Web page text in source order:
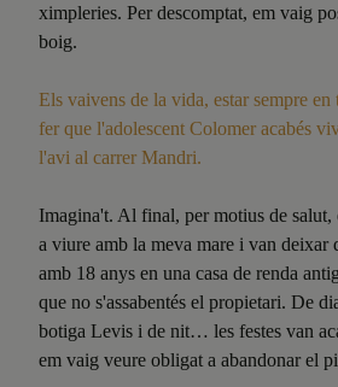
ximpleries. Per descomptat, em vaig
boig.
Els vaivens de la vida, estar sempre
fer que l'adolescent Colomer acabés
l'avi al carrer Mandri.
Imagina't. Al final, per motius de salut,
a viure amb la meva mare i van deixar
amb 18 anys en una casa de renda
que no s'assabentés el propietari. De
botiga Levis i de nit… les festes van
em vaig veure obligat a abandonar el